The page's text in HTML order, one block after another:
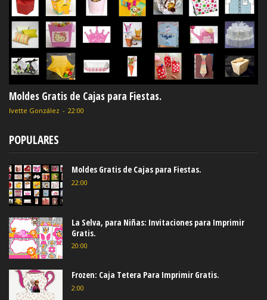
Moldes Gratis de Cajas para Fiestas.
Ivette González - 22:00
POPULARES
Moldes Gratis de Cajas para Fiestas.
22:00
La Selva, para Niñas: Invitaciones para Imprimir
Gratis.
20:00
Frozen: Caja Tetera Para Imprimir Gratis.
2:00